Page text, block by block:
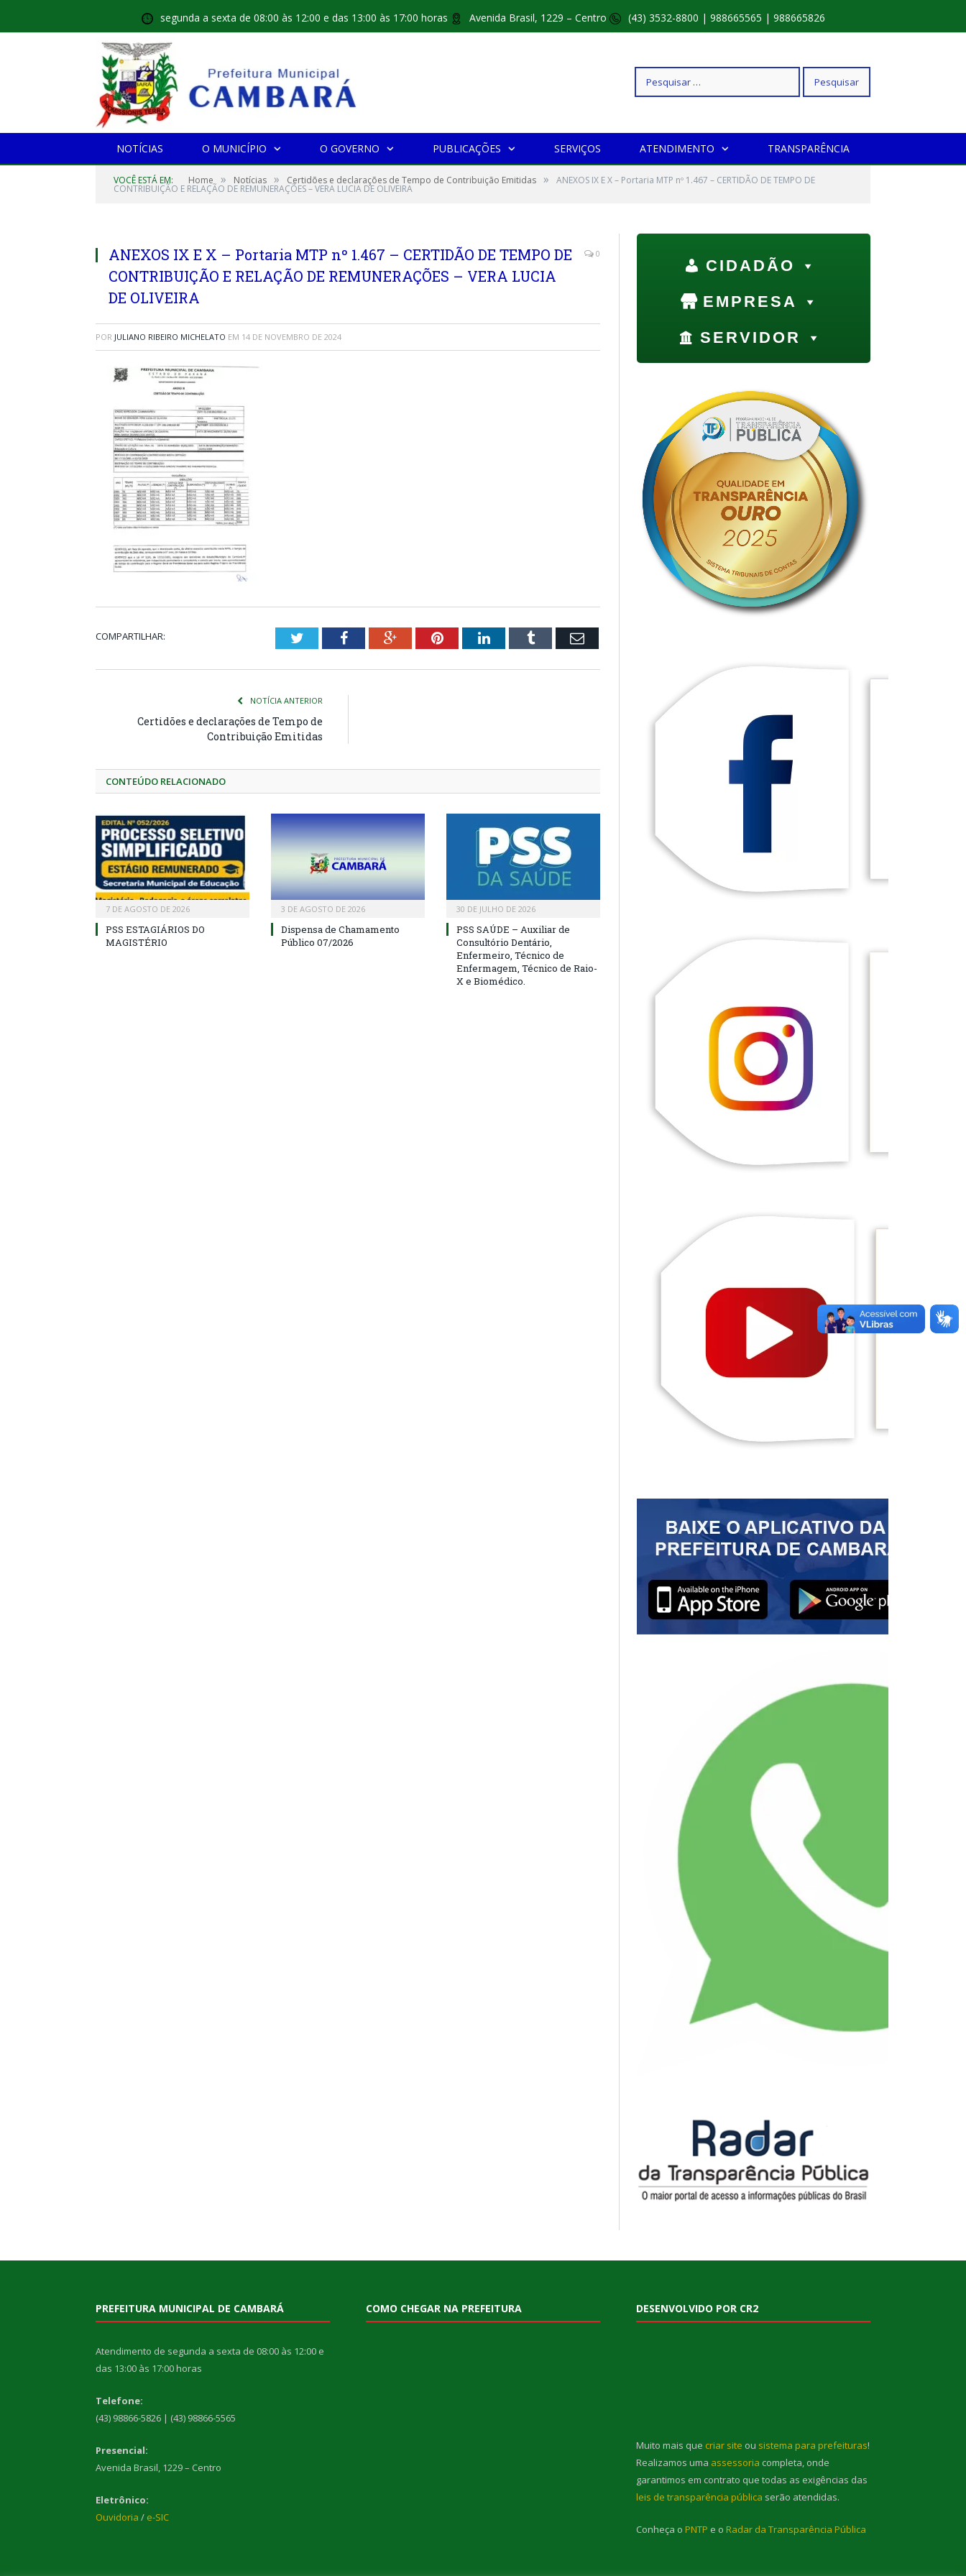
segunda a sexta de 08:00 às 12:00 e das 13:00 às 17:00 horas Avenida Brasil, 1229 – Centro (43) 3532-8800 | 988665565 | 988665826
Pesquisar
por:
NOTÍCIAS O MUNICÍPIO O GOVERNO PUBLICAÇÕES SERVIÇOS ATENDIMENTO TRANSPARÊNCIA
VOCÊ ESTÁ EM: Home » Notícias » Certidões e declarações de Tempo de Contribuição Emitidas » ANEXOS IX E X – Portaria MTP nº 1.467 – CERTIDÃO DE TEMPO DE
CONTRIBUIÇÃO E RELAÇÃO DE REMUNERAÇÕES – VERA LUCIA DE OLIVEIRA
ANEXOS IX E X – Portaria MTP nº 1.467 – CERTIDÃO DE TEMPO DE
CONTRIBUIÇÃO E RELAÇÃO DE REMUNERAÇÕES – VERA LUCIA
DE OLIVEIRA
0
POR JULIANO RIBEIRO MICHELATO EM 14 DE NOVEMBRO DE 2024
COMPARTILHAR: TwitterFacebookGoogle+PinterestLinkedInTumblr Email
NOTÍCIA ANTERIOR
Certidões e declarações de Tempo de
Contribuição Emitidas
CONTEÚDO RELACIONADO
7 DE AGOSTO DE 2026
PSS ESTAGIÁRIOS DO
MAGISTÉRIO
3 DE AGOSTO DE 2026
Dispensa de Chamamento
Público 07/2026
30 DE JULHO DE 2026
PSS SAÚDE – Auxiliar de
Consultório Dentário,
Enfermeiro, Técnico de
Enfermagem, Técnico de Raio-
X e Biomédico.
CIDADÃO
EMPRESA
SERVIDOR
PREFEITURA MUNICIPAL DE CAMBARÁ
Atendimento de segunda a sexta de 08:00 às 12:00 e
das 13:00 às 17:00 horas
Telefone:
(43) 98866-5826 | (43) 98866-5565
Presencial:
Avenida Brasil, 1229 – Centro
Eletrônico:
Ouvidoria / e-SIC
COMO CHEGAR NA PREFEITURA DESENVOLVIDO POR CR2
Muito mais que criar site ou sistema para prefeituras!
Realizamos uma assessoria completa, onde
garantimos em contrato que todas as exigências das
leis de transparência pública serão atendidas.
Conheça o PNTP e o Radar da Transparência Pública